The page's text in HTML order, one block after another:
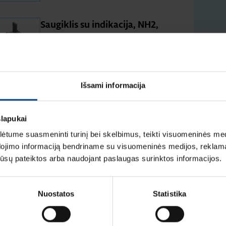
Išsami informacija
suasmeninti turinį bei skelbimus, teikti visuomeninės
informaciją bendriname su visuomeninės medijos,
pateiktos arba naudojant paslaugas surinktos informacijos.
Nuostatos Statistika
Saugiklis su indikacija, NH2,
Saugiklis su indikacija, NH3,
Saugiklis, NH, 63A 690V gG,
Saugiklis, NH, 355A, 690V,